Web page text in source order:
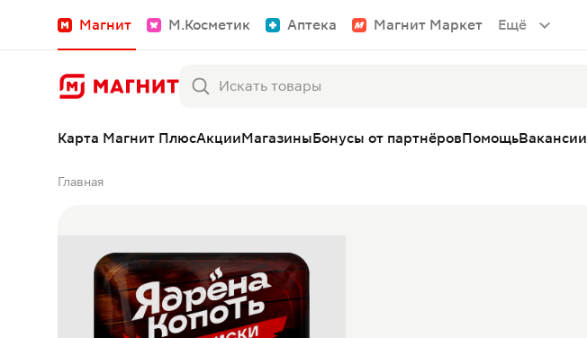
Магнит М.Косметик Аптека Магнит Маркет Ещё
Карта Магнит ПлюсАкцииМагазиныБонусы от партнёровПомощьВакансии
Главная